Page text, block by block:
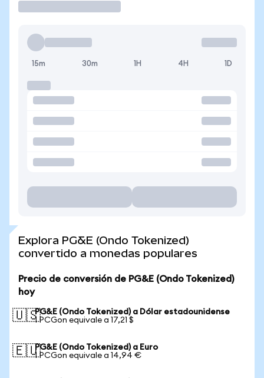
15m 30m 1H 4H 1D
Explora PG&E (Ondo Tokenized)
convertido a monedas populares
Precio de conversión de PG&E (Ondo Tokenized)
hoy
🇺🇸PG&E (Ondo Tokenized) a Dólar estadounidense
1 PCGon equivale a 17,21 $
🇪🇺PG&E (Ondo Tokenized) a Euro
1 PCGon equivale a 14,94 €